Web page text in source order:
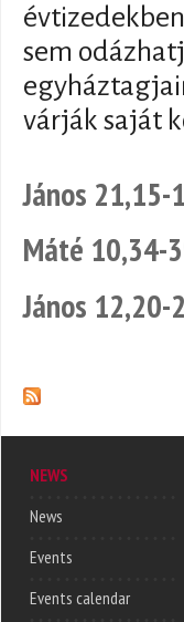
sem
várják saját
János 21,15-
Máté 10,34-
János 12,20-
NEWS
News
Events
Events calendar